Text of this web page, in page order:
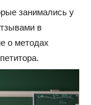
занимались у
в
о методах